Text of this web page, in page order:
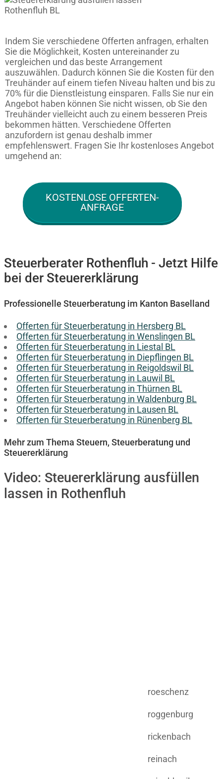
Indem Sie verschiedene Offerten anfragen, erhalten
Sie die Möglichkeit, Kosten untereinander zu
vergleichen und das beste Arrangement
auszuwählen. Dadurch können Sie die Kosten für den
Treuhänder auf einem tiefen Niveau halten und bis zu
70% für die Dienstleistung einsparen. Falls Sie nur ein
Angebot haben können Sie nicht wissen, ob Sie den
Treuhänder vielleicht auch zu einem besseren Preis
bekommen hätten. Verschiedene Offerten
anzufordern ist genau deshalb immer
empfehlenswert. Fragen Sie Ihr kostenloses Angebot
umgehend an:
KOSTENLOSE OFFERTEN-
ANFRAGE
Steuerberater Rothenfluh - Jetzt Hilfe
bei der Steuererklärung
Professionelle Steuerberatung im Kanton Baselland
Offerten für Steuerberatung in Hersberg BL
Offerten für Steuerberatung in Wenslingen BL
Offerten für Steuerberatung in Liestal BL
Offerten für Steuerberatung in Diepflingen BL
Offerten für Steuerberatung in Reigoldswil BL
Offerten für Steuerberatung in Lauwil BL
Offerten für Steuerberatung in Thürnen BL
Offerten für Steuerberatung in Waldenburg BL
Offerten für Steuerberatung in Lausen BL
Offerten für Steuerberatung in Rünenberg BL
Mehr zum Thema Steuern, Steuerberatung und
Steuererklärung
Video: Steuererklärung ausfüllen
lassen in Rothenfluh
roeschenz
roggenburg
rickenbach
reinach